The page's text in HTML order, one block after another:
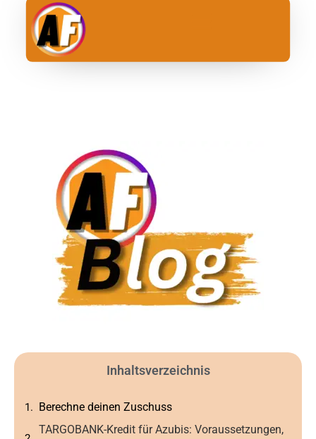
Inhaltsverzeichnis
Berechne deinen Zuschuss
TARGOBANK-Kredit für Azubis: Voraussetzungen,